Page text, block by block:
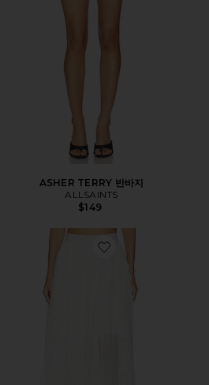
ASHER TERRY 반바지
ALLSAINTS
$149
Favorite VASHTIE 스커트